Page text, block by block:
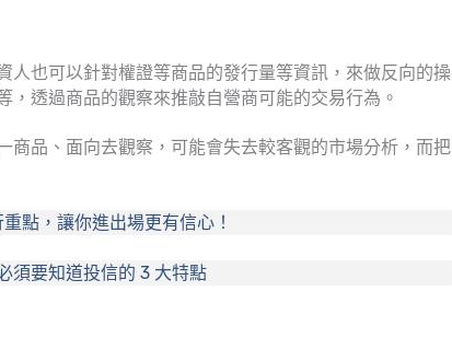
人也可以針對權證等商品的發行量等資訊，來做反向的操
透過商品的觀察來推敲自營商可能的交易行為。
商品、面向去觀察，可能會失去較客觀的市場分析，而把
點，讓你進出場更有信心！
須要知道投信的 3 大特點